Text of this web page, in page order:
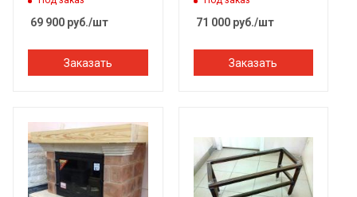
69 900 руб./шт
Заказать
71 000руб./шт
Заказать